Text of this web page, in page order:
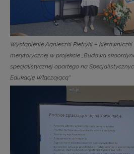
Wystąpienie Agnieszki Pietryki –
merytorycznej w projekcie „Budowa
specjalistycznej opartego na
Edukację Włączającą”